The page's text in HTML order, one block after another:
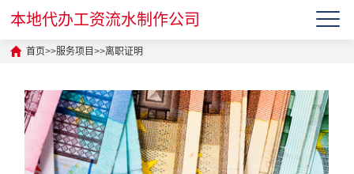
本地代办工资流水制作公司
首页>>服务项目>>离职证明